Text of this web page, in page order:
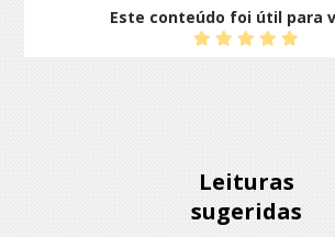
Este conteúdo foi útil para
Leituras
sugeridas